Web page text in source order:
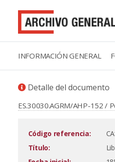
INFORMACIÓN GENERAL
Detalle del documento
ES.30030.AGRM/AHP-152 /
Código referencia:
Título: